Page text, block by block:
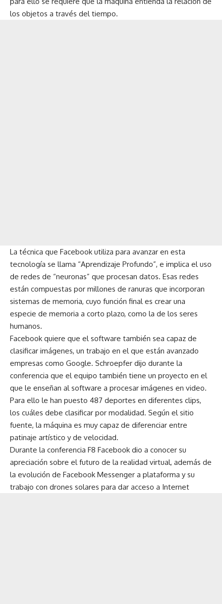
los objetos a través del tiempo.
La técnica que Facebook utiliza para avanzar en esta
tecnología se llama “Aprendizaje Profundo”, e implica el uso
de redes de “neuronas” que procesan datos. Esas redes
están compuestas por millones de ranuras que incorporan
sistemas de memoria, cuyo función final es crear una
especie de memoria a corto plazo, como la de los seres
humanos.
Facebook quiere que el software también sea capaz de
clasificar imágenes, un trabajo en el que están avanzado
empresas como Google. Schroepfer dijo durante la
conferencia que el equipo también tiene un proyecto en el
que le enseñan al software a procesar imágenes en video.
Para ello le han puesto 487 deportes en diferentes clips,
los cuáles debe clasificar por modalidad. Según el sitio
fuente, la máquina es muy capaz de diferenciar entre
patinaje artístico y de velocidad.
Durante la conferencia F8 Facebook dio a conocer su
apreciación sobre el futuro de la realidad virtual, además de
la evolución de Facebook Messenger a plataforma y su
trabajo con drones solares para dar acceso a Internet